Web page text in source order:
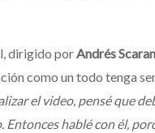
dirigido porAndrés
como un todo tenga
el video, pensé que
hablé con él,